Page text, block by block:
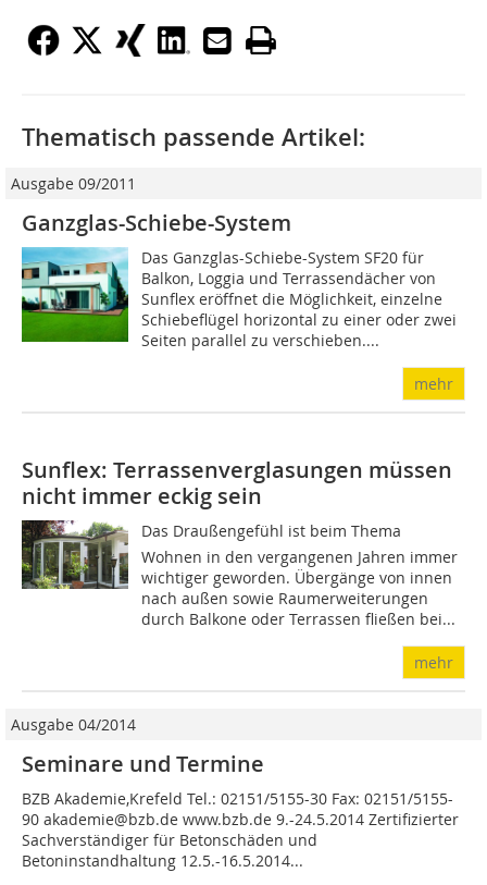
Thematisch passende Artikel:
Ausgabe 09/2011
Ganzglas-Schiebe-System
Das Ganzglas-Schiebe-System SF20 für
Balkon, Loggia und Terrassendächer von
Sunflex eröffnet die Möglichkeit, einzelne
Schiebeflügel horizontal zu einer oder zwei
Seiten parallel zu verschieben....
mehr
Sunflex: Terrassenverglasungen müssen
nicht immer eckig sein
Das Draußengefühl ist beim Thema
Wohnen in den vergangenen Jahren immer
wichtiger geworden. Übergänge von innen
nach außen sowie Raumerweiterungen
durch Balkone oder Terrassen fließen bei...
mehr
Ausgabe 04/2014
Seminare und Termine
BZB Akademie,Krefeld Tel.: 02151/5155-30 Fax: 02151/5155-
90 akademie@bzb.de www.bzb.de 9.-24.5.2014 Zertifizierter
Sachverständiger für Betonschäden und
Betoninstandhaltung 12.5.-16.5.2014...